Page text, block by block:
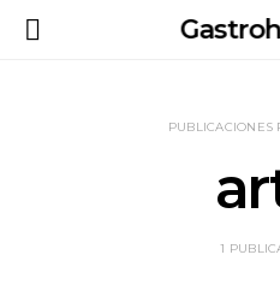
PUBLICACIONES
1